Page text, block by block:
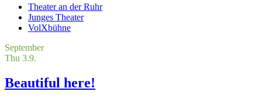
Theater an der Ruhr
Junges Theater
VolXbühne
September
Thu 3.9.
Beautiful here!